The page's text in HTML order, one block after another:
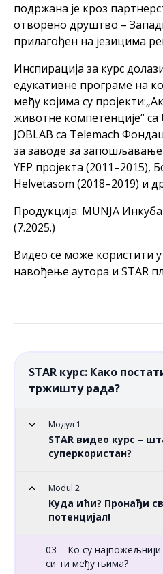
подржана је кроз
отворено друштво –
прилагођен на језицима
Инспирација за курс
едукативне програме на
међу којима су
животне компетенције“ са
JOBLAB са Telemach
за заводе за
YEP пројекта (2011–2015),
Helvetasom (2018–2019) и
Продукција: MUNJA
(7.2025.)
Видео се може користити
навођење аутора и STAR
STAR курс: Како
тржишту рада?
Модул 1
STAR видео курс –
суперкористан?
Modul 2
Куда ићи? Пронађи
потенцијал!
03 – Ко су
си ти међу њима?